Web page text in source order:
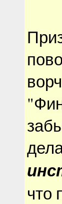
что